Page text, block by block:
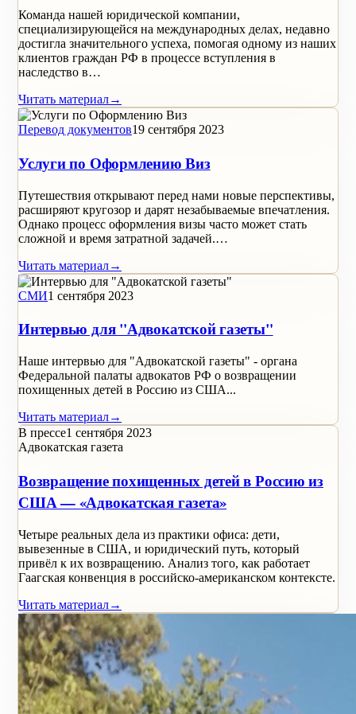
Команда нашей юридической компании,
специализирующейся на международных делах, недавно
достигла значительного успеха, помогая одному из наших
клиентов граждан РФ в процессе вступления в
наследство в…
Читать материал→
Перевод документов19 сентября 2023
Услуги по Оформлению Виз
Путешествия открывают перед нами новые перспективы,
расширяют кругозор и дарят незабываемые впечатления.
Однако процесс оформления визы часто может стать
сложной и время затратной задачей.…
Читать материал→
СМИ1 сентября 2023
Интервью для "Адвокатской газеты"
Наше интервью для "Адвокатской газеты" - органа
Федеральной палаты адвокатов РФ о возвращении
похищенных детей в Россию из США...
Читать материал→
В прессе1 сентября 2023
Адвокатская газета
Возвращение похищенных детей в Россию из
США — «Адвокатская газета»
Четыре реальных дела из практики офиса: дети,
вывезенные в США, и юридический путь, который
привёл к их возвращению. Анализ того, как работает
Гаагская конвенция в российско-американском контексте.
Читать материал→